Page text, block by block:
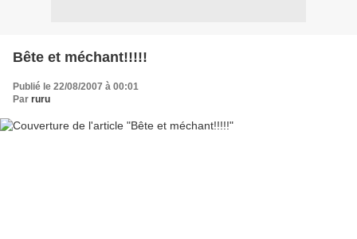
Bête et méchant!!!!!
Publié le 22/08/2007 à 00:01
Par ruru